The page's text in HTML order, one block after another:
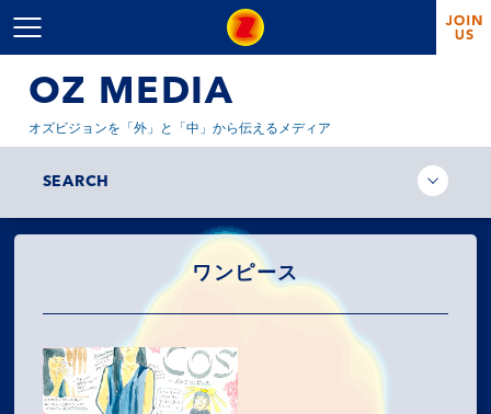
MISSION
OZ MEDIA
オズビジョンを「外」と「中」から伝えるメディア
SEARCH
ワンピース